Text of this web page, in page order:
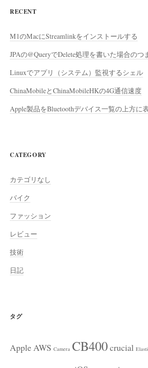
RECENT
M1のMacにStreamlinkをインストールする
JPAの@QueryでDelete処理を書いた場合のつ
Linuxでアプリ（システム）監視するシェル
ChinaMobileとChinaMobileHKの4G通信速度
Apple製品をBluetoothデバイス一覧の上方に
CATEGORY
カテゴリなし
バイク
ファッション
レビュー
技術
日記
タグ
AppleAWS Camera CB400crucial